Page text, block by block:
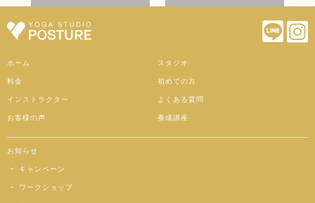
ホーム スタジオ
料金 初めての方
インストラクター よくある質問
お客様の声 養成講座
お知らせ
キャンペーン
ワークショップ